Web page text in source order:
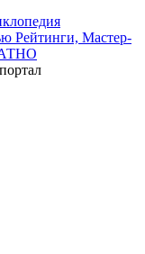
Рейтинги, Мастер-